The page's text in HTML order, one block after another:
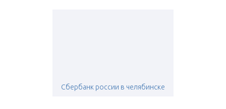
Сбербанк россии в челябинске